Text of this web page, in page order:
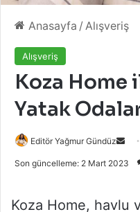
Anasayfa / Alışveriş
Alışveriş
Koza Home
Yatak
Editör Yağmur Gündüz
Bir
Son güncelleme: 2 Mart 2023
Koza Home, havlu